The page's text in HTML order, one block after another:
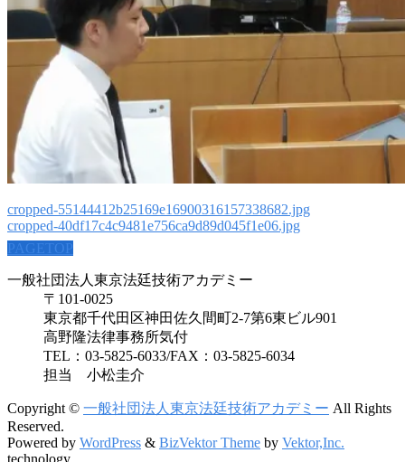
cropped-55144412b25169e16900316157338682.jpg
cropped-40df17c4c9481e756ca9d89d045f1e06.jpg
PAGETOP
一般社団法人東京法廷技術アカデミー
〒101-0025
東京都千代田区神田佐久間町2-7第6東ビル901
高野隆法律事務所気付
TEL：03-5825-6033/FAX：03-5825-6034
担当 小松圭介
Copyright © 一般社団法人東京法廷技術アカデミー All Rights
Reserved.
Powered by WordPress & BizVektor Theme by Vektor,Inc.